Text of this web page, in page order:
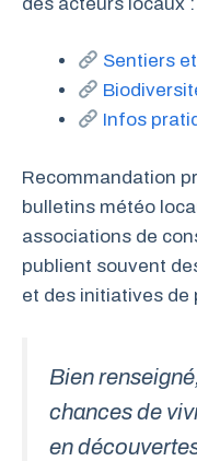
Sentiers
Infos
Recommandation
bulletins météo
associations de
publient souvent
et des initiatives de
Bien
chances de
en